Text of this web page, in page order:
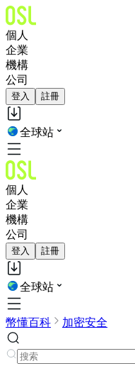
個人
企業
機構
公司
登入 註冊
全球站
個人
企業
機構
公司
登入 註冊
全球站
幣懂百科 加密安全